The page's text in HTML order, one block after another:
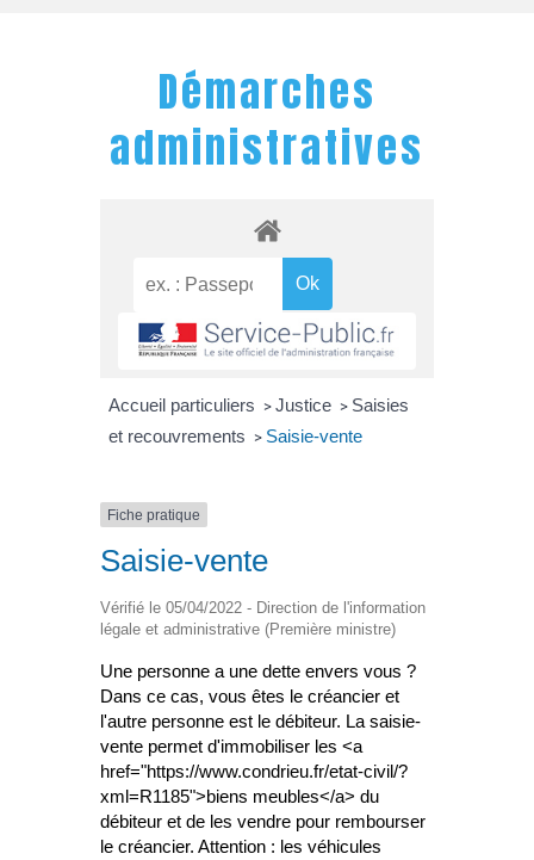
Démarches
administratives
Accueil particuliers > Justice > Saisies
et recouvrements > Saisie-vente
Fiche pratique
Saisie-vente
Vérifié le 05/04/2022 - Direction de l'information
légale et administrative (Première ministre)
Une personne a une dette envers vous ?
Dans ce cas, vous êtes le créancier et
l'autre personne est le débiteur. La saisie-
vente permet d'immobiliser les <a
href="https://www.condrieu.fr/etat-civil/?
xml=R1185">biens meubles</a> du
débiteur et de les vendre pour rembourser
le créancier. Attention : les véhicules